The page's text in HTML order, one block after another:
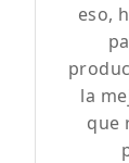
eso,
la
que